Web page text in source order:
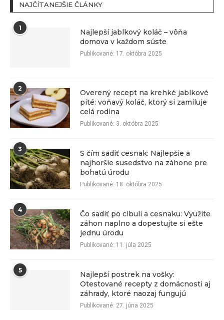
NAJČÍTANEJŠIE ČLÁNKY
1
Najlepší jablkový koláč – vôňa
domova v každom súste
Publikované: 17. októbra 2025
2
Overený recept na krehké jablkové
pité: voňavý koláč, ktorý si zamiluje
celá rodina
Publikované: 3. októbra 2025
3
S čím sadiť cesnak: Najlepšie a
najhoršie susedstvo na záhone pre
bohatú úrodu
Publikované: 18. októbra 2025
4
Čo sadiť po cibuli a cesnaku: Využite
záhon naplno a dopestujte si ešte
jednu úrodu
Publikované: 11. júla 2025
5
Najlepší postrek na vošky:
Otestované recepty z domácnosti aj
záhrady, ktoré naozaj fungujú
Publikované: 27. júna 2025